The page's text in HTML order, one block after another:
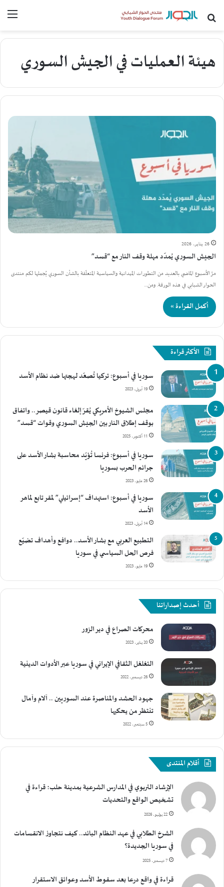
بحث عن
هيئة العمليات في الجيش السوري
26 يناير، 2026
الجيش السوري يُمدّد مهلة وقف النار مع “قسد”
مرَّ الأسبوع الماضي بالعديد من التطورات الميدانية والسياسية المتعلّقة بالشأن السوري يُجملها لكم منتدى
الحوار الشبابي في هذه الورقة. ومن…
أكمل القراءة »
الأكثر قراءة
سوريا في أسبوع: تركيا تُصعّد لهجتها ضد نظام الأسد
19 أبريل، 2023
مجلس الشيوخ الأمريكي يُقرّ إلغاء قانون قيصر.. واتفاق
بوقف إطلاق النار بين الجيش السوري وقوات “قسد”
11 أكتوبر، 2025
سوريا في أسبوع: فرنسا تُؤيّد محاسبة بشار الأسد على
جرائم الحرب بسوريا
26 مايو، 2023
سوريا في أسبوع: استهداف “إسرائيلي” لمقر تابع لماهر
الأسد
14 أبريل، 2023
التطبيع العربي مع بشار الأسد.. دوافع وأهداف تضيّع
فرص الحل السياسي في سوريا
19 مايو، 2023
أحدث إصداراتنا
محركات الصراع في دير الزور
20 يناير، 2023
التغلغل الثقافي الإيراني في سوريا عبر الأدوات الدينية
26 ديسمبر، 2022
جهود الحشد والمناصرة عند السوريين .. آلام وآمال
تنتظر من يحكيها
5 سبتمبر، 2022
أقلام المنتدى
الإرشاد التربوي في المدارس الشرعية بمدينة حلب؛ قراءة في
تشخيص الواقع والتحديات
22 يوليو، 2026
الشرخ الطلابي في عهد النظام البائد.. كيف نتجاوز الانقسامات
في سوريا الجديدة؟
7 ديسمبر، 2025
قراءة في واقع درعا بعد سقوط الأسد وعوائق الاستقرار